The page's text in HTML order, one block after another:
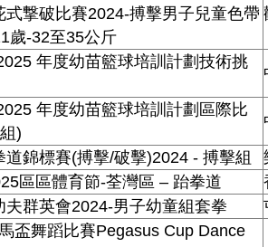
式撃破比賽2024-搏擊男子兒童色帶
歲-32至35公斤
年度幼苗籃球培訓計劃技術挑
年度幼苗籃球培訓計劃區際比
)
道錦標賽(搏擊/破擊)2024 - 搏擊組
區區體育節-荃灣區 – 跆拳道
夫群英會2024-男子幼童組套拳
盃舞蹈比賽Pegasus Cup Dance